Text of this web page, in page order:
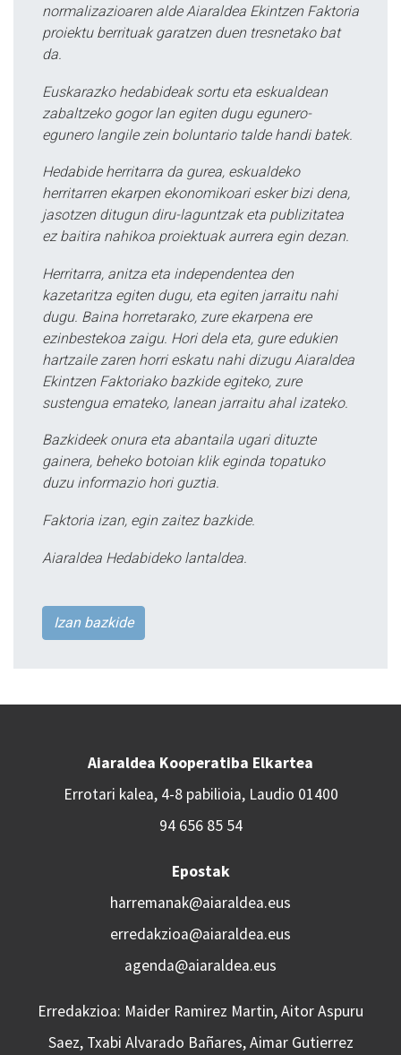
normalizazioaren alde Aiaraldea Ekintzen Faktoria
proiektu berrituak garatzen duen tresnetako bat
da.
Euskarazko hedabideak sortu eta eskualdean
zabaltzeko gogor lan egiten dugu egunero-
egunero langile zein boluntario talde handi batek.
Hedabide herritarra da gurea, eskualdeko
herritarren ekarpen ekonomikoari esker bizi dena,
jasotzen ditugun diru-laguntzak eta publizitatea
ez baitira nahikoa proiektuak aurrera egin dezan.
Herritarra, anitza eta independentea den
kazetaritza egiten dugu, eta egiten jarraitu nahi
dugu. Baina horretarako, zure ekarpena ere
ezinbestekoa zaigu. Hori dela eta, gure edukien
hartzaile zaren horri eskatu nahi dizugu Aiaraldea
Ekintzen Faktoriako bazkide egiteko, zure
sustengua emateko, lanean jarraitu ahal izateko.
Bazkideek onura eta abantaila ugari dituzte
gainera, beheko botoian klik eginda topatuko
duzu informazio hori guztia.
Faktoria izan, egin zaitez bazkide.
Aiaraldea Hedabideko lantaldea.
Izan bazkide
Aiaraldea Kooperatiba Elkartea
Errotari kalea, 4-8 pabilioia, Laudio 01400
94 656 85 54
Epostak
harremanak@aiaraldea.eus
erredakzioa@aiaraldea.eus
agenda@aiaraldea.eus
Erredakzioa: Maider Ramirez Martin, Aitor Aspuru
Saez, Txabi Alvarado Bañares, Aimar Gutierrez